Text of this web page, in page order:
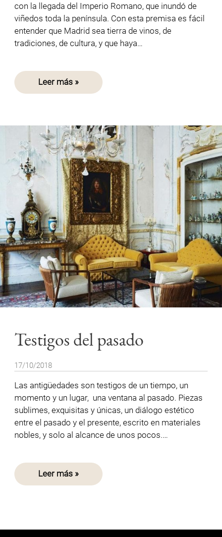
con la llegada del Imperio Romano, que inundó de
viñedos toda la península. Con esta premisa es fácil
entender que Madrid sea tierra de vinos, de
tradiciones, de cultura, y que haya…
Leer más »
Testigos del pasado
17/10/2018
Las antigüedades son testigos de un tiempo, un
momento y un lugar, una ventana al pasado. Piezas
sublimes, exquisitas y únicas, un diálogo estético
entre el pasado y el presente, escrito en materiales
nobles, y solo al alcance de unos pocos.…
Leer más »